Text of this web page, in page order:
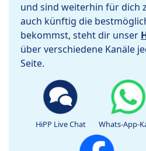
und sind weiterhin für dich
auch künftig die
bekommst, steht dir unser
über verschiedene Kanäle
Seite.
HiPP Live Chat Whats-App-